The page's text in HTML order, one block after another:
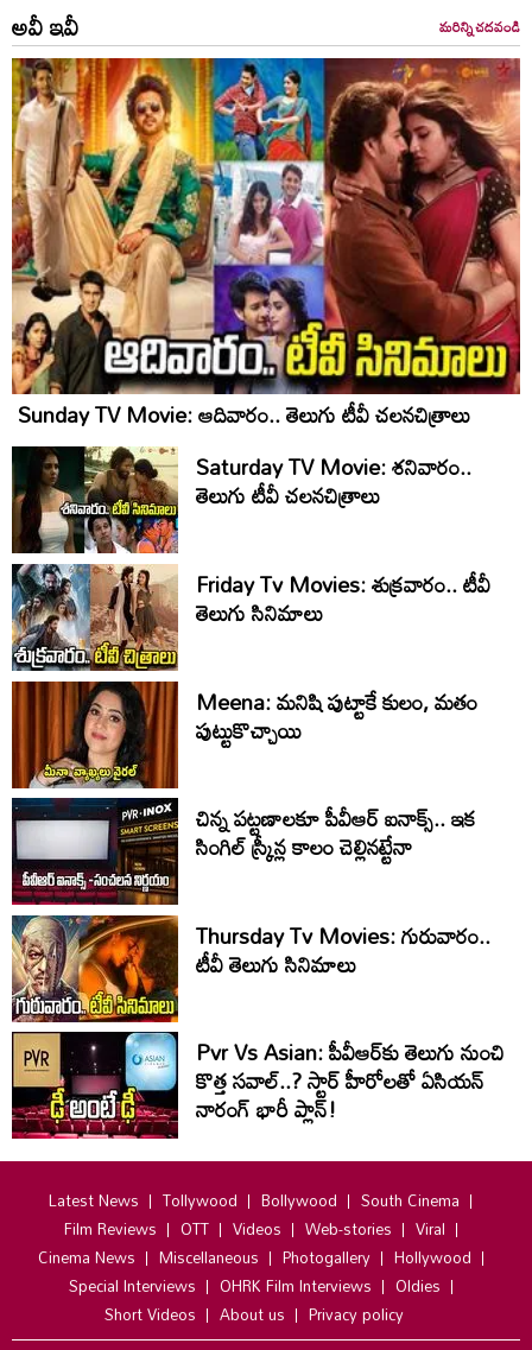
అవీ ఇవీ మరిన్ని చదవండి
Sunday TV Movie: ఆదివారం.. తెలుగు టీవీ చ‌ల‌న‌చిత్రాలు
Saturday TV Movie: శ‌నివారం..
తెలుగు టీవీ చ‌ల‌న‌చిత్రాలు
Friday Tv Movies: శుక్ర‌వారం.. టీవీ
తెలుగు సినిమాలు
Meena: మనిషి పుట్టాకే కులం, మతం
పుట్టుకొచ్చాయి
చిన్న పట్టణాలకూ పీవీఆర్ ఐనాక్స్.. ఇక
సింగిల్ స్క్రీన్ల కాలం చెల్లినట్టేనా
Thursday Tv Movies: గురువారం..
టీవీ తెలుగు సినిమాలు
Pvr Vs Asian: పీవీఆర్‌కు తెలుగు నుంచి
కొత్త సవాల్..? స్టార్ హీరోలతో ఏసియన్
నారంగ్ భారీ ప్లాన్!
Latest News Tollywood Bollywood
South Cinema
Film Reviews
OTT Videos Web-stories
Viral
Cinema News
Miscellaneous Photogallery
Hollywood
Special Interviews
OHRK Film Interviews
Oldies
Short Videos
About us
Privacy policy